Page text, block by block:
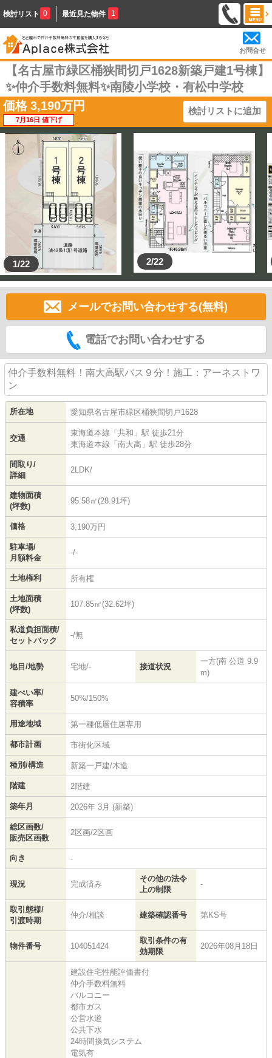
検討リスト 0 最近見た物件 1
お問合せ
【名古屋市緑区桶狭間切戸1628新築戸建1号棟】
✨️仲介手数料無料✨️南陵小学校・有松中学校
価格 3,190万円
7月16日 値下げ
検討リストに追加
1/22 2/22
メールでお問い合わせする(無料)
電話でお問い合わせする
仲介手数料無料！南大高駅バス９分！施工：アーネストワ
ン
所在地 愛知県名古屋市緑区桶狭間切戸1628
交通
東海道本線 「 共和 」駅 徒歩21分
東海道本線 「 南大高 」駅 徒歩28分
間取り/
詳細
2LDK/
建物面積
(坪数)
95.58㎡(28.91坪)
価格 3,190万円
駐車場/
月額料金
-/-
土地権利 所有権
土地面積
(坪数)
107.85㎡(32.62坪)
私道負担面積/
セットバック
-/無
地目/地勢 宅地/- 接道状況
一方(南 公道 9.9
m)
建ぺい率/
容積率
50%/150%
用途地域 第一種低層住居専用
都市計画 市街化区域
種別/構造 新築一戸建/木造
階建 2階建
築年月 2026年 3月 (新築)
総区画数/
販売区画数
2区画/2区画
向き -
現況 完成済み
その他の法令
上の制限
-
取引態様/
引渡時期
仲介/相談 建築確認番号 第KS号
物件番号 104051424
取引条件の有
効期限
2026年08月18日
建設住宅性能評価書付
仲介手数料無料
バルコニー
都市ガス
公営水道
公共下水
24時間換気システム
電気有